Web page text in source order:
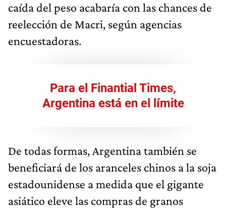
caída del peso acabaría con las chances de
reelección de Macri, según agencias
encuestadoras.
Para el Finantial Times,
Argentina está en el límite
De todas formas, Argentina también se
beneficiará de los aranceles chinos a la soja
estadounidense a medida que el gigante
asiático eleve las compras de granos